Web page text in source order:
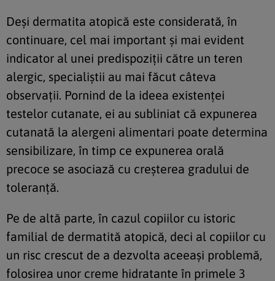
Deși dermatita atopică este considerată, în
continuare, cel mai important și mai evident
indicator al unei predispoziții către un teren
alergic, specialiștii au mai făcut câteva
observații. Pornind de la ideea existenței
testelor cutanate, ei au subliniat că expunerea
cutanată la alergeni alimentari poate determina
sensibilizare, în timp ce expunerea orală
precoce se asociază cu creșterea gradului de
toleranță.
Pe de altă parte, în cazul copiilor cu istoric
familial de dermatită atopică, deci al copiilor cu
un risc crescut de a dezvolta aceeași problemă,
folosirea unor creme hidratante în primele 3